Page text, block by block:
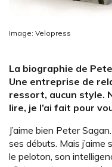
Image: Velopress
La biographie de
Une entreprise de
ressort, aucun style.
lire, je l’ai fait pour
J’aime bien Peter
ses débuts. Mais
le peloton, son